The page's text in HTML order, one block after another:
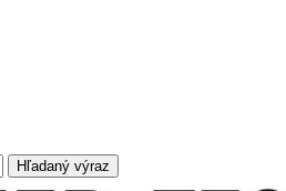
Hľadaný výraz